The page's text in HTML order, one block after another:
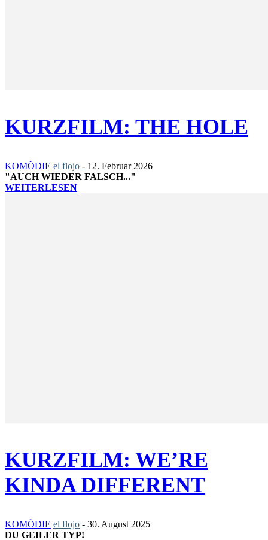
KURZFILM: THE HOLE
KOMÖDIE el flojo - 12. Februar 2026
"AUCH WIEDER FALSCH..."
WEITERLESEN
KURZFILM: WE’RE
KINDA DIFFERENT
KOMÖDIE el flojo - 30. August 2025
DU GEILER TYP!